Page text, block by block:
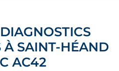
SAINT-HÉAND
AC42